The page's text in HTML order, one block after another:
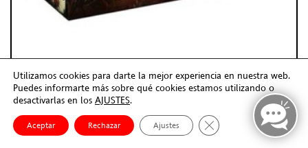
GLOOMHAVEN 2ND EDITION
Juego de Mesa
Utilizamos cookies para darte la mejor experiencia en nuestra web.
Puedes informarte más sobre qué cookies estamos utilizando o
desactivarlas en los AJUSTES.
Aceptar Rechazar Ajustes Cerrar el banner de